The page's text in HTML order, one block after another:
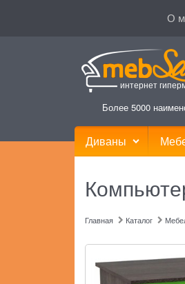
О
интернет
Более 5000
Диваны
Главная Каталог